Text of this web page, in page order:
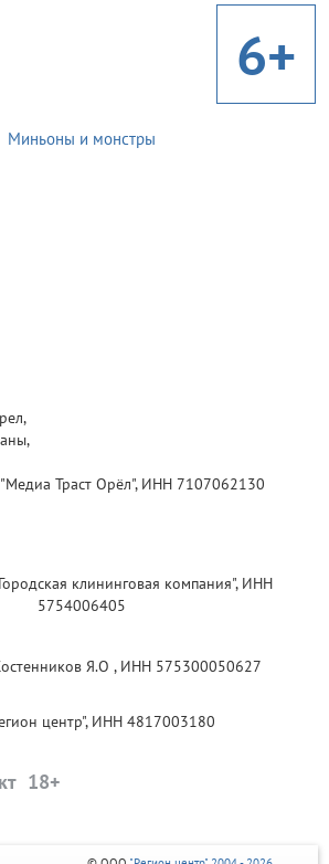
6+
Миньоны и монстры
Траст Орёл", ИНН 7107062130
клининговая компания", ИНН
5754006405
Я.О , ИНН 575300050627
центр", ИНН 4817003180